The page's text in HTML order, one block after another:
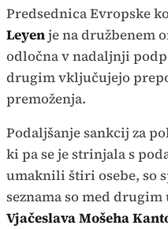
Predsednica Evropske
Leyenje na družbenem
odločna v nadaljnji
drugim vključujejo
premoženja.
Podaljšanje sankcij za
ki pa se je strinjala s
umaknili štiri osebe, so
seznama so med
Vjačeslava Mošeha